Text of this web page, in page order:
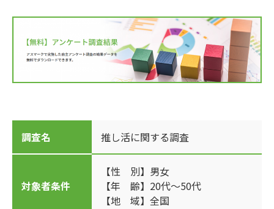
調査名 推し活に関する調査
対象者条件
【性 別】男女
【年 齢】20代～50代
【地 域】全国